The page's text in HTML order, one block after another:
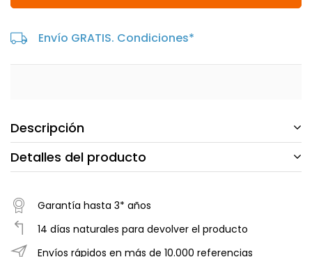
Envío GRATIS. Condiciones*
Descripción
Detalles del producto
Garantía hasta 3* años
14 días naturales para devolver el producto
Envíos rápidos en más de 10.000 referencias